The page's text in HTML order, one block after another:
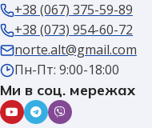
+38 (067) 375-59-89
+38 (073) 954-60-72
norte.alt@gmail.com
Пн-Пт: 9:00-18:00
Ми в соц. мережах